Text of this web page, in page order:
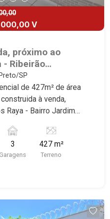
V
próximo ao
- Ribeirão
SP
de 427m² de área
à venda,
Raya - Bairro Jardim
que a Martinelli
de área
construida - São 3
- 3 vagas sendo 2
dormitórios com
3
Garagens
427 m²
Terreno